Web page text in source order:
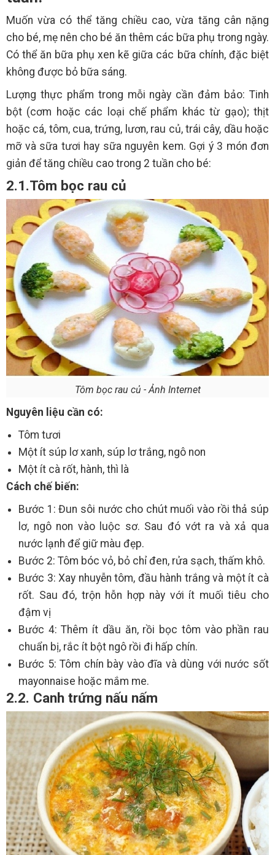
Muốn vừa có thể tăng chiều cao, vừa tăng cân nặng
cho bé, mẹ nên cho bé ăn thêm các bữa phụ trong ngày.
Có thể ăn bữa phụ xen kẽ giữa các bữa chính, đặc biệt
không được bỏ bữa sáng.
Lượng thực phẩm trong mỗi ngày cần đảm bảo: Tinh
bột (cơm hoặc các loại chế phẩm khác từ gạo); thịt
hoặc cá, tôm, cua, trứng, lươn, rau củ, trái cây, dầu hoặc
mỡ và sữa tươi hay sữa nguyên kem. Gợi ý 3 món đơn
giản để tăng chiều cao trong 2 tuần cho bé:
2.1.Tôm bọc rau củ
Tôm bọc rau củ - Ảnh Internet
Nguyên liệu cần có:
Tôm tươi
Một ít súp lơ xanh, súp lơ trắng, ngô non
Một ít cà rốt, hành, thì là
Cách chế biến:
Bước 1: Đun sôi nước cho chút muối vào rồi thả súp
lơ, ngô non vào luộc sơ. Sau đó vớt ra và xả qua
nước lạnh để giữ màu đẹp.
Bước 2: Tôm bóc vỏ, bỏ chỉ đen, rửa sạch, thấm khô.
Bước 3: Xay nhuyễn tôm, đầu hành trắng và một ít cà
rốt. Sau đó, trộn hỗn hợp này với ít muối tiêu cho
đậm vị
Bước 4: Thêm ít dầu ăn, rồi bọc tôm vào phần rau
chuẩn bị, rắc ít bột ngô rồi đi hấp chín.
Bước 5: Tôm chín bày vào đĩa và dùng với nước sốt
mayonnaise hoặc mắm me.
2.2. Canh trứng nấu nấm